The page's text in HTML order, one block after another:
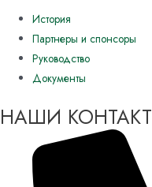
История
Партнеры и спонсоры
Руководство
Документы
НАШИ